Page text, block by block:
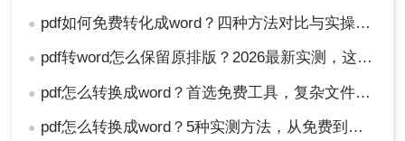
● pdf如何免费转化成word？四种方法对比与实操指南（附详细表格）
● pdf转word怎么保留原排版？2026最新实测，这5种方法从免费到专业全搞定！
● pdf怎么转换成word？首选免费工具，复杂文件再上专业软件！
● pdf怎么转换成word？5种实测方法，从免费到专业全攻略！